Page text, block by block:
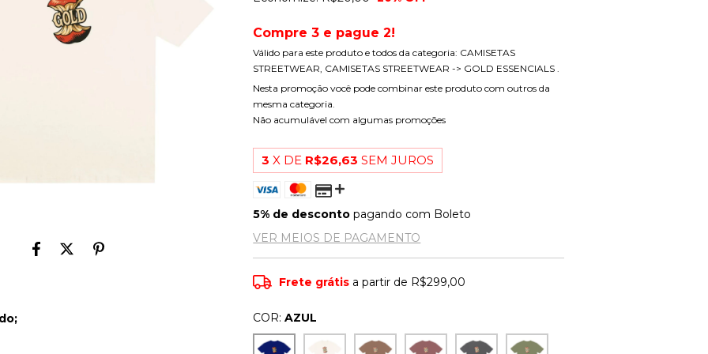
Compre 3 e pague 2!
Válido para este produto e todos da categoria: CAMISETAS
STREETWEAR, CAMISETAS STREETWEAR -> GOLD ESSENCIALS .
Nesta promoção você pode combinar este produto com outros da
mesma categoria.
Não acumulável com algumas promoções
3 X DE R$26,63 SEM JUROS
5% de desconto pagando com Boleto
VER MEIOS DE PAGAMENTO
Frete grátis a partir de R$299,00
COR: AZUL